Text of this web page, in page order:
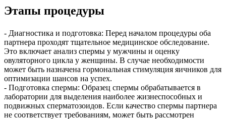
Этапы процедуры
- Диагностика и подготовка: Перед началом процедуры оба
партнера проходят тщательное медицинское обследование.
Это включает анализ спермы у мужчины и оценку
овуляторного цикла у женщины. В случае необходимости
может быть назначена гормональная стимуляция яичников для
оптимизации шансов на успех.
- Подготовка спермы: Образец спермы обрабатывается в
лаборатории для выделения наиболее жизнеспособных и
подвижных сперматозоидов. Если качество спермы партнера
не соответствует требованиям, может быть рассмотрен